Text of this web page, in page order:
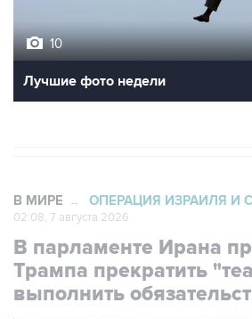
10
Лучшие фото недели
В МИРЕ → ОПЕРАЦИЯ ИЗРАИЛЯ И
02:08, 7 августа 2026
В парламенте Ирана
Трампа прекратить
выполнить